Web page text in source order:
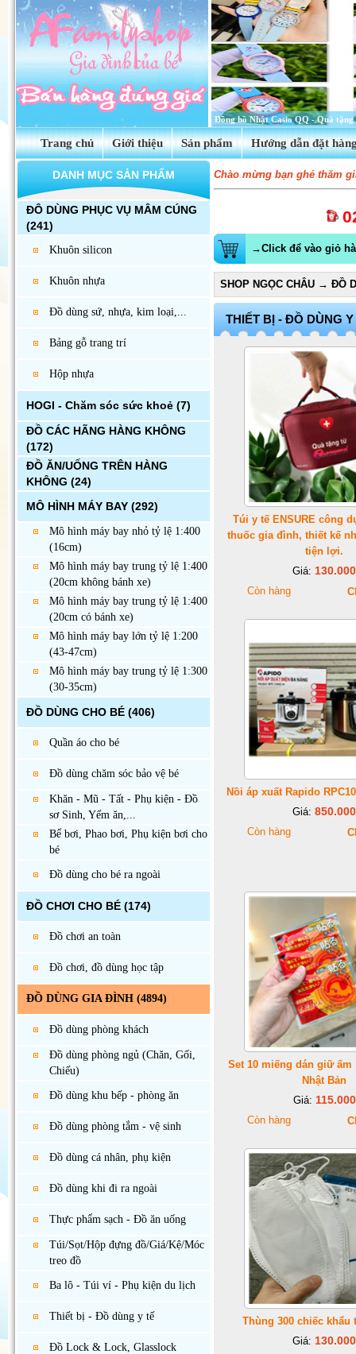
Tinh dầu hoa anh thảo Evening
Trang chủ Giới thiệu Sản phẩm Hướng dẫn đặt
DANH MỤC SẢN PHẨM
ĐÔ DÙNG PHỤC VỤ MÂM CÚNG
(241)
Khuôn silicon
Khuôn nhựa
Đồ dùng sứ, nhựa, kim loại,...
Bảng gỗ trang trí
Hộp nhựa
HOGI - Chăm sóc sức khoẻ (7)
ĐỒ CÁC HÃNG HÀNG KHÔNG
(172)
ĐỒ ĂN/UỐNG TRÊN HÀNG
KHÔNG (24)
MÔ HÌNH MÁY BAY (292)
Mô hình máy bay nhỏ tỷ lệ 1:400
(16cm)
Mô hình máy bay trung tỷ lệ 1:400
(20cm không bánh xe)
Mô hình máy bay trung tỷ lệ 1:400
(20cm có bánh xe)
Mô hình máy bay lớn tỷ lệ 1:200
(43-47cm)
Mô hình máy bay trung tỷ lệ 1:300
(30-35cm)
ĐỒ DÙNG CHO BÉ (406)
Quần áo cho bé
Đồ dùng chăm sóc bảo vệ bé
Khăn - Mũ - Tất - Phụ kiện - Đồ
sơ Sinh, Yếm ăn,...
Bể bơi, Phao bơi, Phụ kiện bơi cho
bé
Đồ dùng cho bé ra ngoài
ĐỒ CHƠI CHO BÉ (174)
Đồ chơi an toàn
Đồ chơi, đồ dùng học tập
ĐỒ DÙNG GIA ĐÌNH (4894)
Đồ dùng phòng khách
Đồ dùng phòng ngủ (Chăn, Gối,
Chiếu)
Đồ dùng khu bếp - phòng ăn
Đồ dùng phòng tắm - vệ sinh
Đồ dùng cá nhân, phụ kiện
Đồ dùng khi đi ra ngoài
Thực phẩm sạch - Đồ ăn uống
Túi/Sọt/Hộp đựng đồ/Giá/Kệ/Móc
treo đồ
Ba lô - Túi ví - Phụ kiện du lịch
Thiết bị - Đồ dùng y tế
Đồ Lock & Lock, Glasslock
Chào mừng bạn ghé thăm
→Click để vào giỏ
SHOP NGỌC CHÂU → ĐỒ
THIẾT BỊ - ĐỒ DÙNG Y
Túi y tế ENSURE công
thuốc gia đình, thiết kế
tiện lợi.
Giá: 130.000
Còn hàng
Nồi áp xuất Rapido
Giá: 850.000
Còn hàng
Set 10 miếng dán giữ ấm
Nhật Bản
Giá: 115.000
Còn hàng
Thùng 300 chiếc khẩu
Giá: 130.000